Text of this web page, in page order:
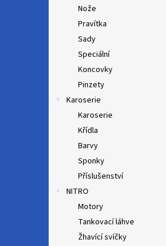
Nože
Pravítka
Sady
Speciální
Koncovky
Pinzety
Karoserie
Karoserie
Křídla
Barvy
Sponky
Příslušenství
NITRO
Motory
Tankovací láhve
Žhavící svíčky